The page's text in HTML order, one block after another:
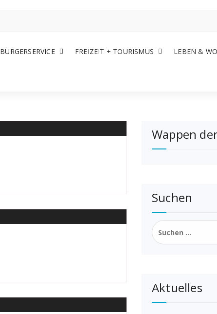
BÜRGERSERVICE FREIZEIT + TOURISMUS LEBEN &
Wappen
Suchen
Suchen
nach:
Aktuelles